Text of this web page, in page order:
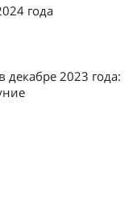
года
декабре 2023 года: